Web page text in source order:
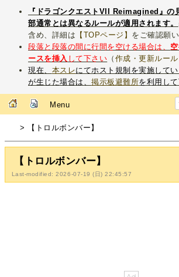
『ドラゴンクエストVII Reimagined』の
部通常とは異なるルールが適用されます。
含め、詳細は 【TOPページ】 をご確認願い
段落と段落の間に行間を空ける場合は、
ースを挿入 して下さい （ 作成・更新ルール
現在、 本スレにてホスト規制を実施して
が生じた場合は、掲示板避難所を利用して
Menu
> 【トロルボンバー】
【トロルボンバー】
Last-modified: 2026-07-19 (日) 22:45:57